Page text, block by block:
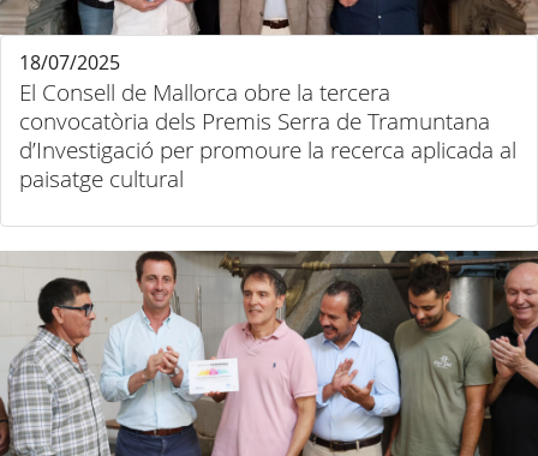
El Consell de Mallorca obre la tercera
convocatòria dels Premis Serra de Tramuntana
d’Investigació per promoure la recerca aplicada al
paisatge cultural
18/07/2025